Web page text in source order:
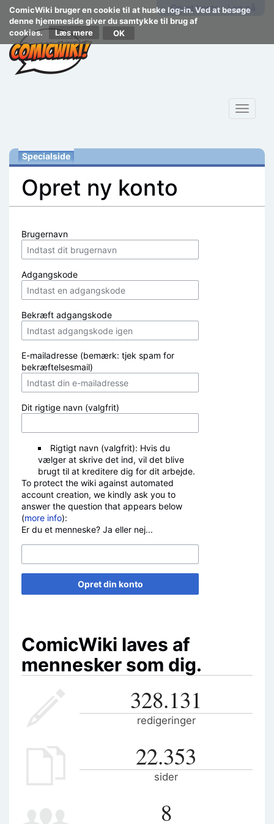
ComicWiki bruger en cookie til at huske log-in. Ved at besøge
denne hjemmeside giver du samtykke til brug af
cookies.
Læs mere
Opret konto Log på
Toggle
Specialside
Opret ny konto
Brugernavn
Adgangskode
Bekræft adgangskode
E-mailadresse (bemærk: tjek spam for
bekræftelsesmail)
Dit rigtige navn (valgfrit)
Rigtigt navn (valgfrit): Hvis du
vælger at skrive det ind, vil det blive
brugt til at kreditere dig for dit arbejde.
To protect the wiki against automated
account creation, we kindly ask you to
answer the question that appears below
(more info):
Er du et menneske? Ja eller nej...
Opret din konto
ComicWiki laves af
mennesker som dig.
328.131
redigeringer
22.353
sider
8